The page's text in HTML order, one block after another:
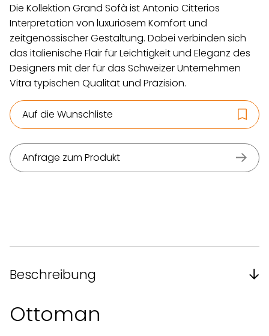
Die Kollektion Grand Sofà ist Antonio Citterios
Interpretation von luxuriösem Komfort und
zeitgenössischer Gestaltung. Dabei verbinden sich
das italienische Flair für Leichtigkeit und Eleganz des
Designers mit der für das Schweizer Unternehmen
Vitra typischen Qualität und Präzision.
Auf die Wunschliste
Anfrage zum Produkt
Beschreibung
Ottoman